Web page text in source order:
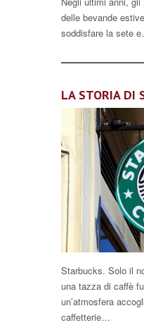
delle bevande
soddisfare la sete
LA STORIA DI
Starbucks. Solo il
una tazza di caffè
un’atmosfera
caffetterie…